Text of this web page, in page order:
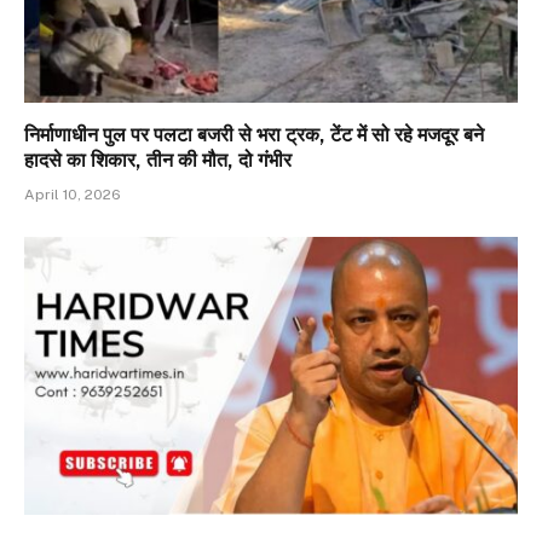
निर्माणाधीन पुल पर पलटा बजरी से भरा ट्रक, टेंट में सो रहे मजदूर बने
हादसे का शिकार, तीन की मौत, दो गंभीर
April 10, 2026